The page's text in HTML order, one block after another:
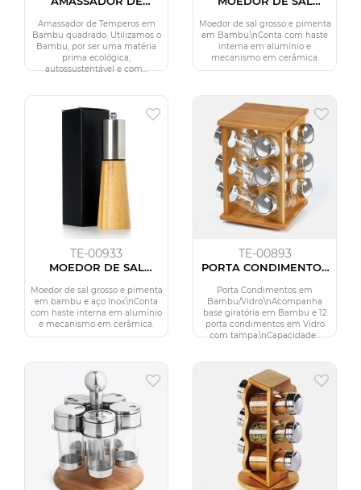
QUADRADO
Amassador de Temperos em
Bambu quadrado. Utilizamos o
Bambu, por ser uma matéria
prima ecológica,
autossustentável e com...
BAMBU
Moedor de sal grosso e pimenta
em Bambu.\nConta com haste
interna em alumínio e
mecanismo em cerâmica.
TE-00933
MOEDOR DE SAL
BAMBU / INOX
Moedor de sal grosso e pimenta
em bambu e aço Inox.\nConta
com haste interna em alumínio
e mecanismo em cerâmica.
TE-00893
PORTA CONDIMENTOS
Porta Condimentos em
Bambu/Vidro.\nAcompanha
base giratória em Bambu e 12
porta condimentos em Vidro
com tampa.\nCapacidade...